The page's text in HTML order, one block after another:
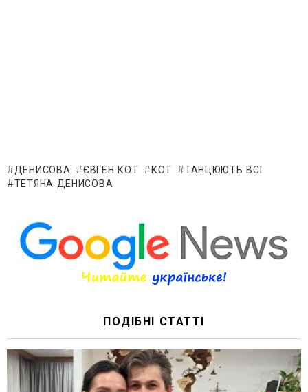
ДЕНИСОВА ЄВГЕН КОТ КОТ
ТАНЦЮЮТЬ ВСІ
ТЕТЯНА ДЕНИСОВА
ПОДІБНІ СТАТТІ